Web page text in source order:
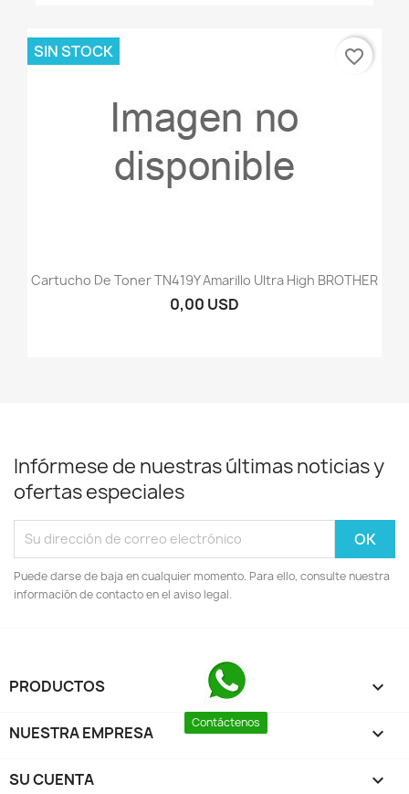
Cartucho De Toner TN419Y Amarillo Ultra High BROTHER
0,00 USD
SIN STOCK favorite_border
Infórmese de nuestras últimas noticias y
ofertas especiales
Puede darse de baja en cualquier momento. Para ello, consulte nuestra
información de contacto en el aviso legal.
PRODUCTOS 
NUESTRA EMPRESA 
SU CUENTA 
Contáctenos